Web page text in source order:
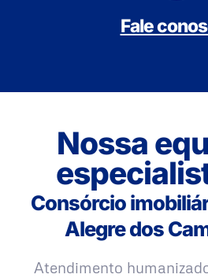
Fale
Nossa
Consórcio
Alegre dos
Atendimento